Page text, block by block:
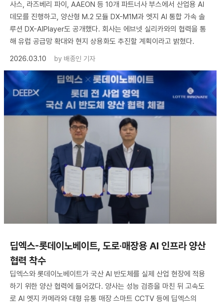
사스, 라즈베리 파이, AAEON 등 10개 파트너사 부스에서 산업용 AI
데모를 진행하고, 양산형 M.2 모듈 DX-M1M과 엣지 AI 통합 가속 솔
루션 DX-AIPlayer도 공개했다. 회사는 에브넷 실리카와의 협력을 통
해 유럽 공급망 확대와 현지 상용화도 추진할 계획이라고 밝혔다.
2026.03.10
by 배종인 기자
딥엑스-롯데이노베이트, 도로·매장용 AI 인프라 양산
협력 착수
딥엑스와 롯데이노베이트가 국산 AI 반도체를 실제 산업 현장에 적용
하기 위한 양산 협력에 들어갔다. 양사는 성능 검증을 마친 뒤 고속도
로 AI 엣지 카메라와 대형 유통 매장 스마트 CCTV 등에 딥엑스의